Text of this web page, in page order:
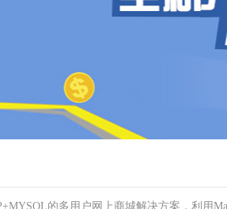
的多用户网上商城解决方案，利用